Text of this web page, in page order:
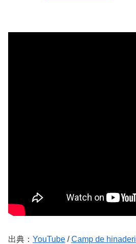
出典： YouTube /Camp de hinaderi